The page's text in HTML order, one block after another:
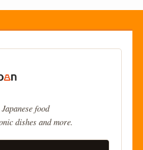
food
dishes and more.